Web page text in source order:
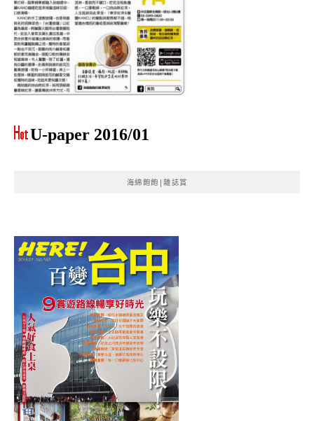
U-paper 2016/01
海綿飽飽|雜誌賞